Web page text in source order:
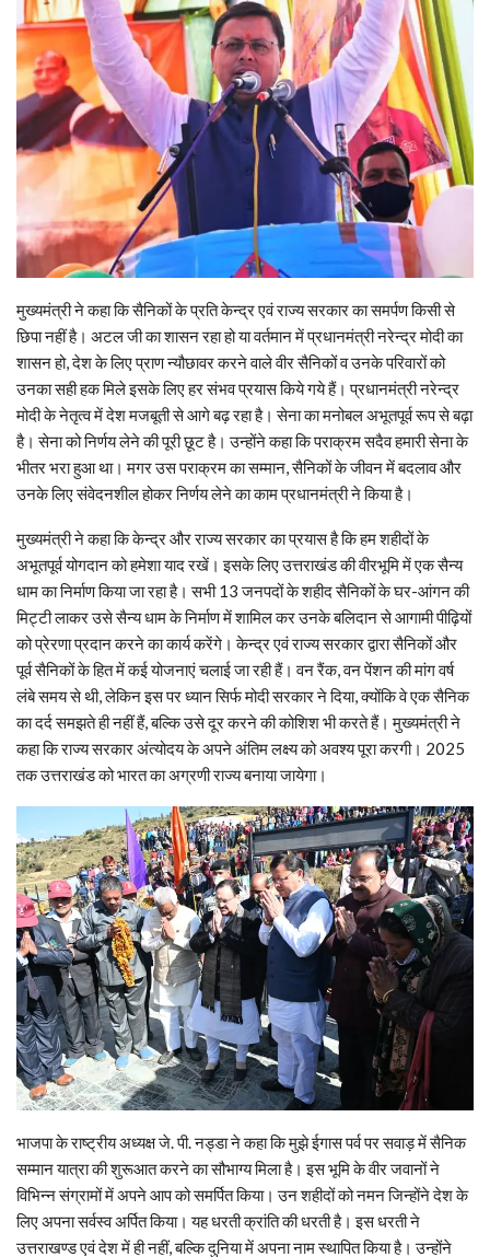
मुख्यमंत्री ने कहा कि सैनिकों के प्रति केन्द्र एवं राज्य सरकार का समर्पण किसी से
छिपा नहीं है। अटल जी का शासन रहा हो या वर्तमान में प्रधानमंत्री नरेन्द्र मोदी का
शासन हो, देश के लिए प्राण न्यौछावर करने वाले वीर सैनिकों व उनके परिवारों को
उनका सही हक मिले इसके लिए हर संभव प्रयास किये गये हैं। प्रधानमंत्री नरेन्द्र
मोदी के नेतृत्व में देश मजबूती से आगे बढ़ रहा है। सेना का मनोबल अभूतपूर्व रूप से बढ़ा
है। सेना को निर्णय लेने की पूरी छूट है। उन्होंने कहा कि पराक्रम सदैव हमारी सेना के
भीतर भरा हुआ था। मगर उस पराक्रम का सम्मान, सैनिकों के जीवन में बदलाव और
उनके लिए संवेदनशील होकर निर्णय लेने का काम प्रधानमंत्री ने किया है।
मुख्यमंत्री ने कहा कि केन्द्र और राज्य सरकार का प्रयास है कि हम शहीदों के
अभूतपूर्व योगदान को हमेशा याद रखें। इसके लिए उत्तराखंड की वीरभूमि में एक सैन्य
धाम का निर्माण किया जा रहा है। सभी 13 जनपदों के शहीद सैनिकों के घर-आंगन की
मिट्टी लाकर उसे सैन्य धाम के निर्माण में शामिल कर उनके बलिदान से आगामी पीढ़ियों
को प्रेरणा प्रदान करने का कार्य करेंगे। केन्द्र एवं राज्य सरकार द्वारा सैनिकों और
पूर्व सैनिकों के हित में कई योजनाएं चलाई जा रही हैं। वन रैंक, वन पेंशन की मांग वर्ष
लंबे समय से थी, लेकिन इस पर ध्यान सिर्फ मोदी सरकार ने दिया, क्योंकि वे एक सैनिक
का दर्द समझते ही नहीं हैं, बल्कि उसे दूर करने की कोशिश भी करते हैं। मुख्यमंत्री ने
कहा कि राज्य सरकार अंत्योदय के अपने अंतिम लक्ष्य को अवश्य पूरा करगी। 2025
तक उत्तराखंड को भारत का अग्रणी राज्य बनाया जायेगा।
भाजपा के राष्ट्रीय अध्यक्ष जे. पी. नड्डा ने कहा कि मुझे ईगास पर्व पर सवाड़ में सैनिक
सम्मान यात्रा की शुरूआत करने का सौभाग्य मिला है। इस भूमि के वीर जवानों ने
विभिन्न संग्रामों में अपने आप को समर्पित किया। उन शहीदों को नमन जिन्होंने देश के
लिए अपना सर्वस्व अर्पित किया। यह धरती क्रांति की धरती है। इस धरती ने
उत्तराखण्ड एवं देश में ही नहीं, बल्कि दुनिया में अपना नाम स्थापित किया है। उन्होंने